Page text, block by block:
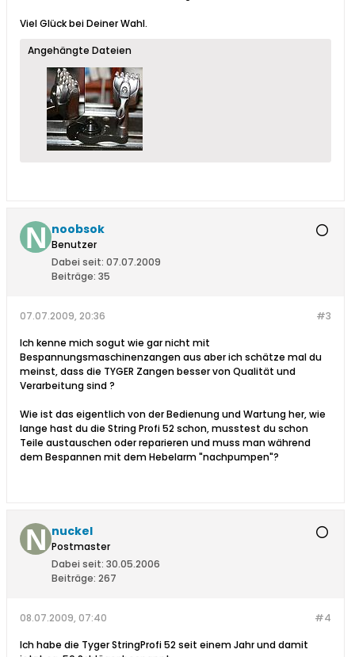
Viel Glück bei Deiner Wahl.
Angehängte Dateien
noobsok
Benutzer
Dabei seit: 07.07.2009
Beiträge: 35
#3
07.07.2009, 20:36
Ich kenne mich sogut wie gar nicht mit
Bespannungsmaschinenzangen aus aber ich schätze mal du
meinst, dass die TYGER Zangen besser von Qualität und
Verarbeitung sind ?
Wie ist das eigentlich von der Bedienung und Wartung her, wie
lange hast du die String Profi 52 schon, musstest du schon
Teile austauschen oder reparieren und muss man während
dem Bespannen mit dem Hebelarm "nachpumpen"?
nuckel
Postmaster
Dabei seit: 30.05.2006
Beiträge: 267
#4
08.07.2009, 07:40
Ich habe die Tyger StringProfi 52 seit einem Jahr und damit